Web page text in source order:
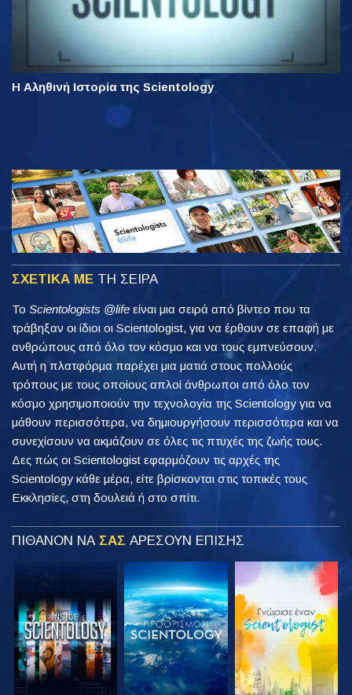
Η Αληθινή Ιστορία της Scientology
ΣΧΕΤΙΚΑ ΜΕ ΤΗ ΣΕΙΡΑ
Το Scientologists @life είναι μια σειρά από βίντεο που τα
τράβηξαν οι ίδιοι οι Scientologist, για να έρθουν σε επαφή με
ανθρώπους από όλο τον κόσμο και να τους εμπνεύσουν.
Αυτή η πλατφόρμα παρέχει μια ματιά στους πολλούς
τρόπους με τους οποίους απλοί άνθρωποι από όλο τον
κόσμο χρησιμοποιούν την τεχνολογία της Scientology για να
μάθουν περισσότερα, να δημιουργήσουν περισσότερα και να
συνεχίσουν να ακμάζουν σε όλες τις πτυχές της ζωής τους.
Δες πώς οι Scientologist εφαρμόζουν τις αρχές της
Scientology κάθε μέρα, είτε βρίσκονται στις τοπικές τους
Εκκλησίες, στη δουλειά ή στο σπίτι.
ΠΙΘΑΝΟΝ ΝΑ ΣΑΣ ΑΡΕΣΟΥΝ ΕΠΙΣΗΣ